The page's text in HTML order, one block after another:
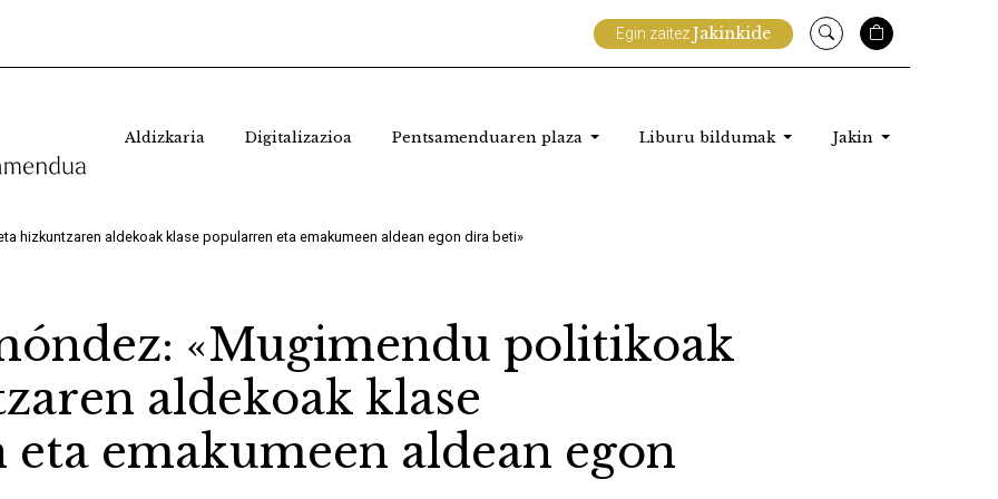
Egin zaitezJakinkide
Aldizkaria Digitalizazioa Pentsamenduaren plaza Liburu bildumak Jakin
hizkuntzaren aldekoak klase popularren eta emakumeen aldean egon dira beti»
«Mugimendu politikoak
aldekoak klase
emakumeen aldean egon